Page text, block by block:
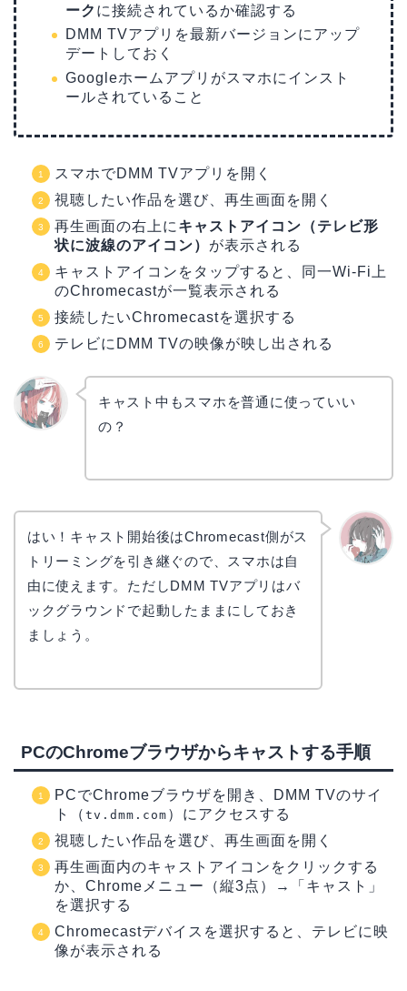
ーク に接続されているか確認する
DMM TVアプリを最新バージョンにアップ
デートしておく
Googleホームアプリがスマホにインスト
ールされていること
スマホでDMM TVアプリを開く
視聴したい作品を選び、再生画面を開く
再生画面の右上に キャストアイコン（テレビ形
状に波線のアイコン） が表示される
キャストアイコンをタップすると、同一Wi-Fi上
のChromecastが一覧表示される
接続したいChromecastを選択する
テレビにDMM TVの映像が映し出される
キャスト中もスマホを普通に使っていい
の？
はい！キャスト開始後はChromecast側がス
トリーミングを引き継ぐので、スマホは自
由に使えます。ただしDMM TVアプリはバ
ックグラウンドで起動したままにしておき
ましょう。
PCのChromeブラウザからキャストする手順
PCでChromeブラウザを開き、DMM TVのサイ
ト（ tv.dmm.com ）にアクセスする
視聴したい作品を選び、再生画面を開く
再生画面内のキャストアイコンをクリックする
か、Chromeメニュー（縦3点）→「キャスト」
を選択する
Chromecastデバイスを選択すると、テレビに映
像が表示される